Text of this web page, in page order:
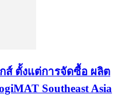
ส์ ตั้งแต่การจัดซื้อ ผลิต
Southeast Asia